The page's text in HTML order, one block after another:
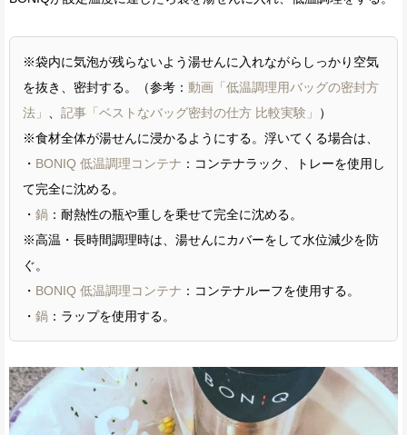
※袋内に気泡が残らないよう湯せんに入れながらしっかり空気
を抜き、密封する。（参考： 動画「低温調理用バッグの密封方
法」
記事「ベストなバッグ密封の仕方 比較実験」
）
※食材全体が湯せんに浸かるようにする。浮いてくる場合は、
・ BONIQ 低温調理コンテナ ：コンテナラック、トレーを使用し
て完全に沈める。
・ 鍋 ：耐熱性の瓶や重しを乗せて完全に沈める。
※高温・長時間調理時は、湯せんにカバーをして水位減少を防
ぐ。
・ BONIQ 低温調理コンテナ ：コンテナルーフを使用する。
・ 鍋 ：ラップを使用する。